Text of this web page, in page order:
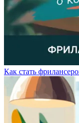
Как стать